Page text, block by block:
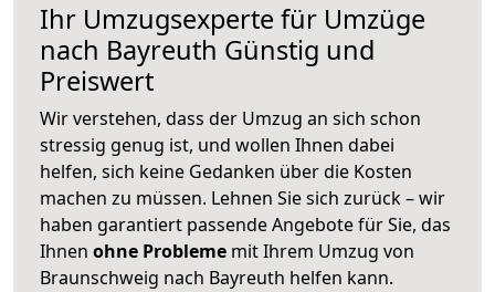
Ihr Umzugsexperte für Umzüge
nach Bayreuth Günstig und
Preiswert
Wir verstehen, dass der Umzug an sich schon
stressig genug ist, und wollen Ihnen dabei
helfen, sich keine Gedanken über die Kosten
machen zu müssen. Lehnen Sie sich zurück – wir
haben garantiert passende Angebote für Sie, das
Ihnen ohne Probleme mit Ihrem Umzug von
Braunschweig nach Bayreuth helfen kann.